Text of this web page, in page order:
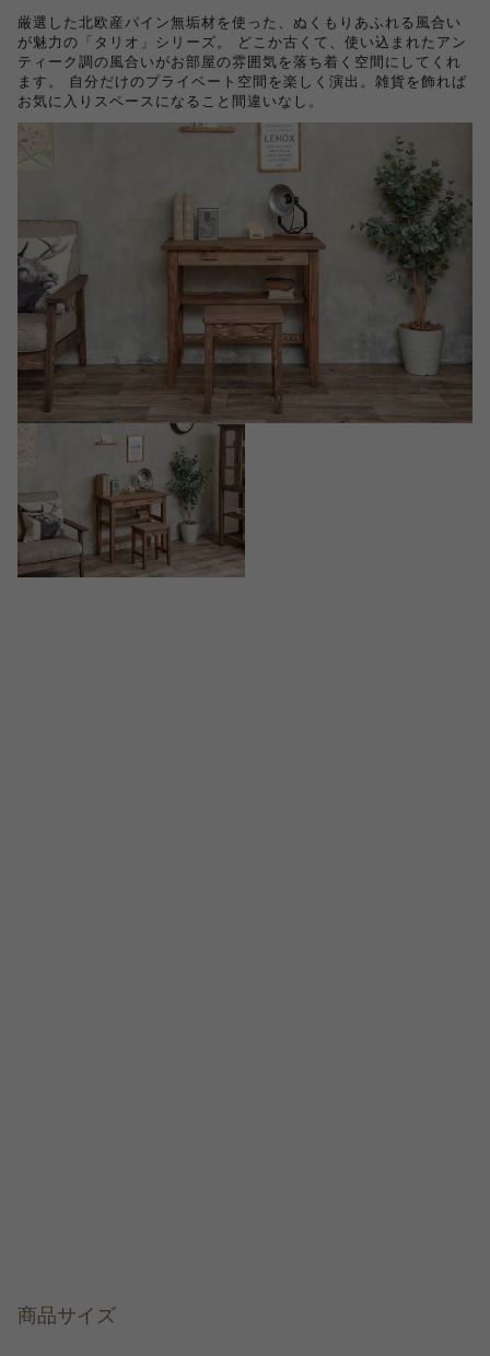
厳選した北欧産パイン無垢材を使った、ぬくもりあふれる風合い
が魅力の「タリオ」シリーズ。 どこか古くて、使い込まれたアン
ティーク調の風合いがお部屋の雰囲気を落ち着く空間にしてくれ
ます。 自分だけのプライベート空間を楽しく演出。雑貨を飾れば
お気に入りスペースになること間違いなし。
商品サイズ